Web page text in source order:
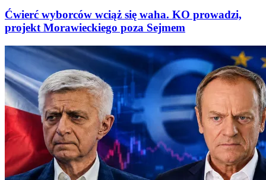
Ćwierć wyborców wciąż się waha. KO prowadzi,
projekt Morawieckiego poza Sejmem